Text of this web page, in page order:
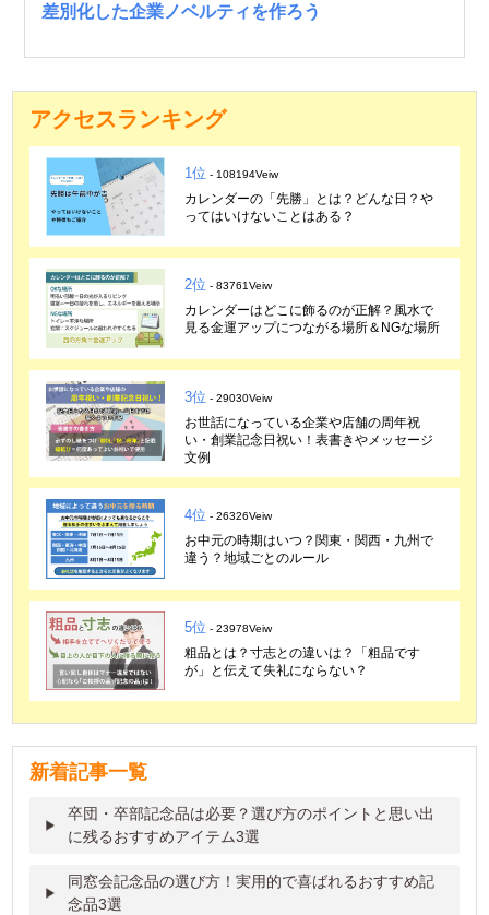
差別化した企業ノベルティを作ろう
アクセスランキング
1位 - 108194Veiw
カレンダーの「先勝」とは？どんな日？や
ってはいけないことはある？
2位 - 83761Veiw
カレンダーはどこに飾るのが正解？風水で
見る金運アップにつながる場所＆NGな場所
3位 - 29030Veiw
お世話になっている企業や店舗の周年祝
い・創業記念日祝い！表書きやメッセージ
文例
4位 - 26326Veiw
お中元の時期はいつ？関東・関西・九州で
違う？地域ごとのルール
5位 - 23978Veiw
粗品とは？寸志との違いは？「粗品です
が」と伝えて失礼にならない？
新着記事一覧
卒団・卒部記念品は必要？選び方のポイントと思い出
に残るおすすめアイテム3選
同窓会記念品の選び方！実用的で喜ばれるおすすめ記
念品3選